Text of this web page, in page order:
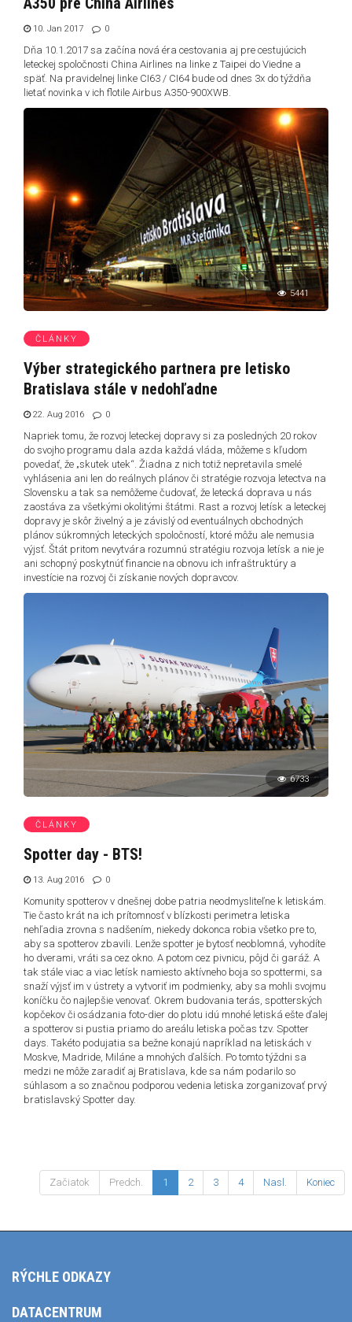
10. Jan 2017 0
Dňa 10.1.2017 sa začína nová éra cestovania aj pre cestujúcich
leteckej spoločnosti China Airlines na linke z Taipei do Viedne a
späť. Na pravidelnej linke CI63 / CI64 bude od dnes 3x do týždňa
lietať novinka v ich flotile Airbus A350-900XWB.
5441
ČLÁNKY
Výber strategického partnera pre letisko
Bratislava stále v nedohľadne
22. Aug 2016 0
Napriek tomu, že rozvoj leteckej dopravy si za posledných 20 rokov
do svojho programu dala azda každá vláda, môžeme s kľudom
povedať, že „skutek utek“. Žiadna z nich totiž nepretavila smelé
vyhlásenia ani len do reálnych plánov či stratégie rozvoja letectva na
Slovensku a tak sa nemôžeme čudovať, že letecká doprava u nás
zaostáva za všetkými okolitými štátmi. Rast a rozvoj letísk a leteckej
dopravy je skôr živelný a je závislý od eventuálnych obchodných
plánov súkromných leteckých spoločností, ktoré môžu ale nemusia
výjsť. Štát pritom nevytvára rozumnú stratégiu rozvoja letísk a nie je
ani schopný poskytnúť financie na obnovu ich infraštruktúry a
investície na rozvoj či získanie nových dopravcov.
6733
ČLÁNKY
Spotter day - BTS!
13. Aug 2016 0
Komunity spotterov v dnešnej dobe patria neodmysliteľne k letiskám.
Tie často krát na ich prítomnosť v blízkosti perimetra letiska
nehľadia zrovna s nadšením, niekedy dokonca robia všetko pre to,
aby sa spotterov zbavili. Lenže spotter je bytosť neoblomná, vyhodíte
ho dverami, vráti sa cez okno. A potom cez pivnicu, pôjd či garáž. A
tak stále viac a viac letísk namiesto aktívneho boja so spottermi, sa
snaží výjsť im v ústrety a vytvoriť im podmienky, aby sa mohli svojmu
koníčku čo najlepšie venovať. Okrem budovania terás, spotterských
kopčekov či osádzania foto-dier do plotu idú mnohé letiská ešte ďalej
a spotterov si pustia priamo do areálu letiska počas tzv. Spotter
days. Takéto podujatia sa bežne konajú napríklad na letiskách v
Moskve, Madride, Miláne a mnohých ďalších. Po tomto týždni sa
medzi ne môže zaradiť aj Bratislava, kde sa nám podarilo so
súhlasom a so značnou podporou vedenia letiska zorganizovať prvý
bratislavský Spotter day.
Začiatok Predch. 1 2 3 4 Nasl. Koniec
RÝCHLE ODKAZY
DATACENTRUM